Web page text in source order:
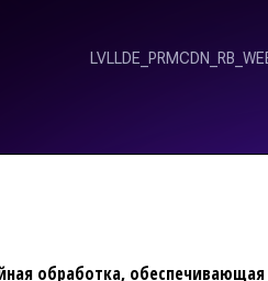
обработка,